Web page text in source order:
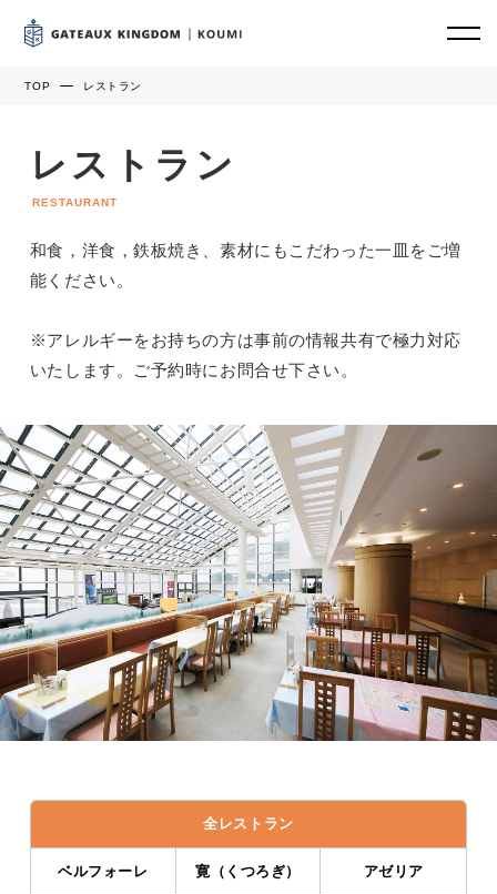
TOP レストラン
レストラン
RESTAURANT
和食，洋食，鉄板焼き、素材にもこだわった一皿をご増
能ください。
※アレルギーをお持ちの方は事前の情報共有で極力対応
いたします。ご予約時にお問合せ下さい。
全レストラン
ベルフォーレ 寛（くつろぎ） アゼリア